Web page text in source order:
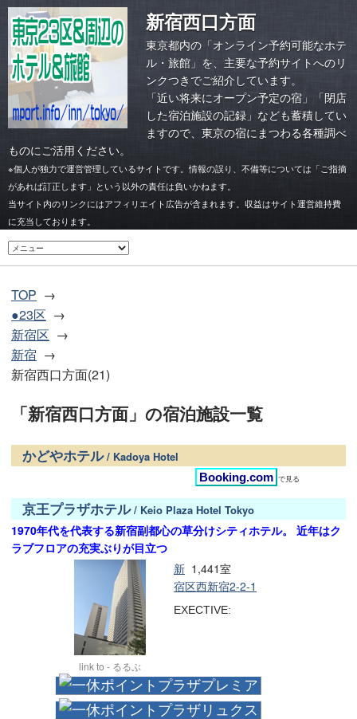
新宿西口方面
東京都内の「オンライン予約可能なホテ
ル・旅館」を、主要な予約サイトへのリ
ンクつきでご紹介しています。
「近い将来にオープン予定の宿」「閉店
した宿泊施設の記録」なども蓄積してい
ますので、東京の宿にまつわる各種調べ
ものにご活用ください。
※個人が独力で運営管理しているサイトです。情報の誤り、不備等については「ご指摘
があれば訂正します」という以外の責任は負いかねます。
当サイト内のリンクにはアフィリエイト広告が含まれます。収益はサイト運営維持費
に充当しております。
TOP
●23区
新宿区
新宿
新宿西口方面(21)
「新宿西口方面」の宿泊施設一覧
かどやホテル/ Kadoya Hotel
Booking.com で見る
京王プラザホテル/ Keio Plaza Hotel Tokyo
1970年代を代表する新宿副都心の草分けシティホテル。 近年はク
ラブフロアの充実ぶりが目立つ
link to - るるぶ
1,441室
新
宿区西新宿2-2-1
EXECTIVE:
プラザプレミア
プラザリュクス